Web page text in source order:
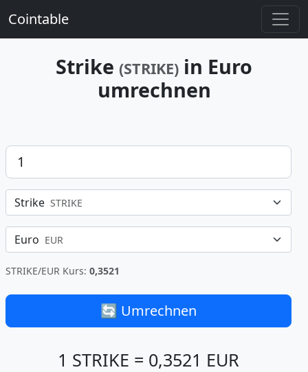
Cointable
Strike (STRIKE) in Euro
umrechnen
Betrag
Strike STRIKE
Euro EUR
STRIKE/EUR Kurs: 0,3521
🔄 Umrechnen
1 STRIKE = 0,3521 EUR